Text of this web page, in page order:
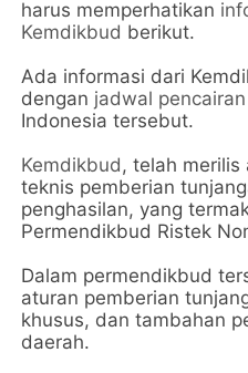
harus memperhatikan
Kemdikbud berikut.
Ada informasi dari
dengan jadwal
Indonesia tersebut.
Kemdikbud, telah
teknis pemberian
penghasilan, yang
Permendikbud Ristek
Dalam permendikbud
aturan pemberian
khusus, dan tambahan
daerah.